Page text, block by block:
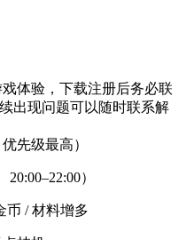
体验，下载注册后务必联
出现问题可以随时联系解
先级最高）
）
币 / 材料增多